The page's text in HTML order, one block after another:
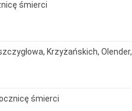
śmierci
Krzyżańskich, Olender,
śmierci